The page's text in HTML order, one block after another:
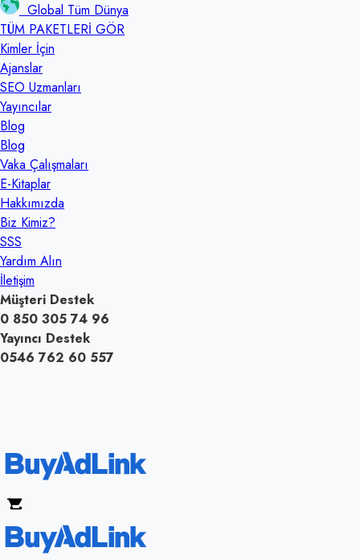
Global Tüm Dünya
TÜM PAKETLERİ GÖR
Kimler İçin
Ajanslar
SEO Uzmanları
Yayıncılar
Blog
Blog
Vaka Çalışmaları
E-Kitaplar
Hakkımızda
Biz Kimiz?
SSS
Yardım Alın
İletişim
Müşteri Destek
0 850 305 74 96
Yayıncı Destek
0546 762 60 557